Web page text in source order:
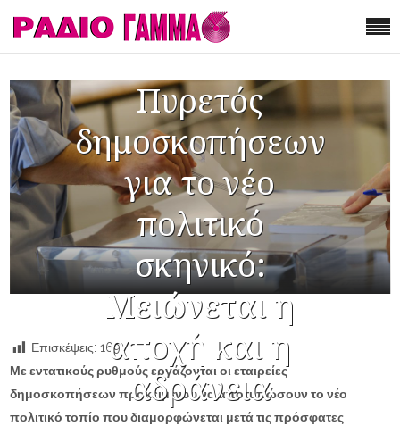
Πυρετός
δημοσκοπήσεων
για το νέο
πολιτικό
σκηνικό:
Μειώνεται η
αποχή και η
αδράνεια
Επισκέψεις: 169
Με εντατικούς ρυθμούς εργάζονται οι εταιρείες
δημοσκοπήσεων προκειμένου να αποτυπώσουν το νέο
πολιτικό τοπίο που διαμορφώνεται μετά τις πρόσφατες